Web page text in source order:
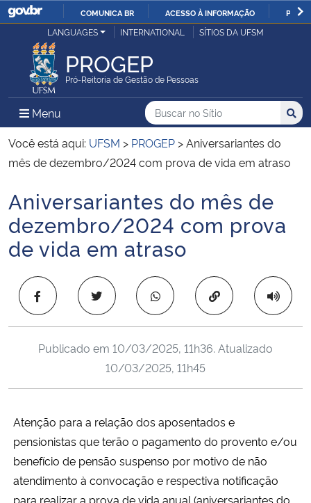
IR
COMUNICA BR ACESSO À INFORMAÇÃO
Ministério da Justiça e Segurança Pública
Ministério da Defesa
Ministério das Relações Exteriores
Ministério da Infraestrutura
Ministério da Agricultura, Pecuária e Abastecimento
Ministério da Educação
Ministério do Meio Ambiente
LANGUAGES INTERNATIONAL SÍTIOS DA UFSM
PROGEP
Pró-Reitoria de Gestão de Pessoas
Menu Menu Principal do Sítio
Busca
Buscar no no Sítio
Busca:
Você está aqui: UFSM > PROGEP >Aniversariantes do
mês de dezembro/2024 com prova de vida em atraso
Início do conteúdo
Aniversariantes do mês de
dezembro/2024 com prova
de vida em atraso
Copiar para área
Publicado em 10/03/2025, 11h36. Atualizado
10/03/2025, 11h45
Atenção para a relação dos aposentados e
pensionistas que terão o pagamento do provento e/ou
benefício de pensão suspenso por motivo de não
atendimento à convocação e respectiva notificação
para realizar a prova de vida anual (aniversariantes do